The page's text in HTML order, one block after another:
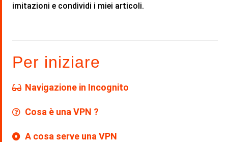
imitazioni e condividi i miei articoli.
Per iniziare
Navigazione in Incognito
Cosa è una VPN ?
A cosa serve una VPN